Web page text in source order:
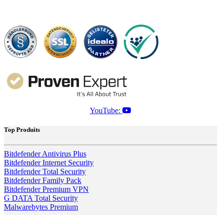
YouTube:
Top Produits
Bitdefender Antivirus Plus
Bitdefender Internet Security
Bitdefender Total Security
Bitdefender Family Pack
Bitdefender Premium VPN
G DATA Total Security
Malwarebytes Premium